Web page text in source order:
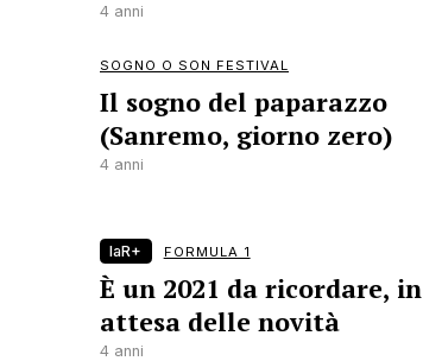
4 anni
SOGNO O SON FESTIVAL
Il sogno del paparazzo
(Sanremo, giorno zero)
4 anni
laR+ FORMULA 1
È un 2021 da ricordare, in
attesa delle novità
4 anni